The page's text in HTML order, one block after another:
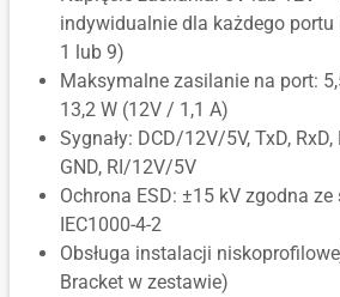
indywidualnie dla każdego portu
1 lub 9)
Maksymalne zasilanie na port:
13,2 W (12V / 1,1 A)
Sygnały: DCD/12V/5V, TxD, RxD,
GND, RI/12V/5V
Ochrona ESD: ±15 kV zgodna
IEC1000-4-2
Obsługa instalacji
Bracket w zestawie)